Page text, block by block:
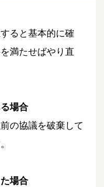
ると基本的に確
満たせばやり直
場合
の協議を破棄して
場合